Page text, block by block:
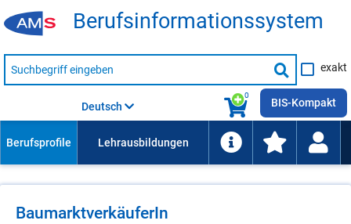
Be­rufs­in­for­ma­ti­ons­sys­tem
Suche
nach
Suche
starten
exakt
0
Deutsch BIS-Kompakt
Bau­markt­ver­käu­fe­rIn